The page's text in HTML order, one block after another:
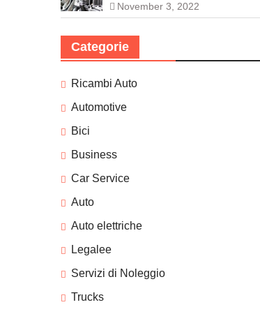
November 3, 2022
Categorie
Ricambi Auto
Automotive
Bici
Business
Car Service
Auto
Auto elettriche
Legalee
Servizi di Noleggio
Trucks